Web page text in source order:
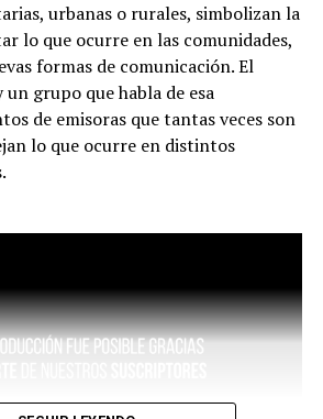
urbanas o rurales, simbolizan la
lo que ocurre en las comunidades,
formas de comunicación. El
un grupo que habla de esa
de emisoras que tantas veces son
lo que ocurre en distintos